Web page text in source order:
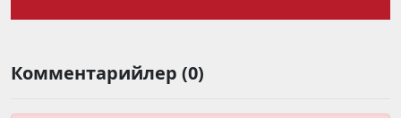
Комментарийлер (0)